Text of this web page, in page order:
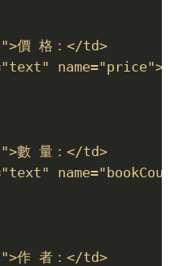
價 格：</td>
數 量：</td>
作 者：</td>